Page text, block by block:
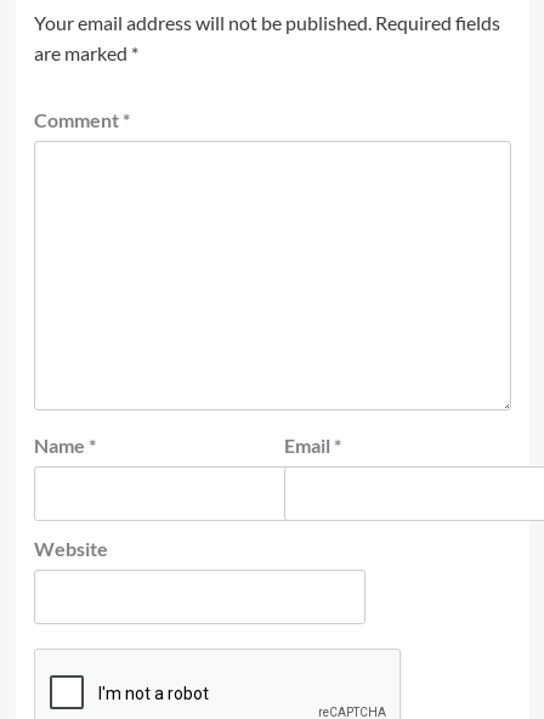
Your email address will not be published. Required fields
are marked *
Comment *
Name * Email *
Website